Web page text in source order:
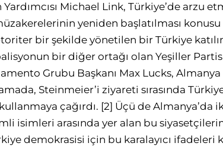
Michael Link, Türkiye’de arzu
yeniden başlatılması konusu
bir şekilde yönetilen bir Türkiye
bir diğer ortağı olan Yeşiller
Grubu Başkanı Max Lucks, Almanya
Steinmeier’i ziyareti sırasında
çağırdı. [2] Üçü de Almanya’da
isimleri arasında yer alan bu
demokrasisi için bu karalayıcı ifadeleri